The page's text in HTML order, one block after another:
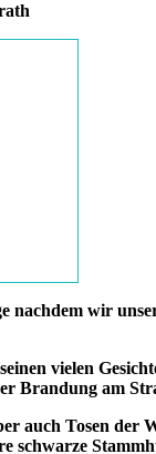
nachdem wir
vielen
Brandung am
auch Tosen der
schwarze